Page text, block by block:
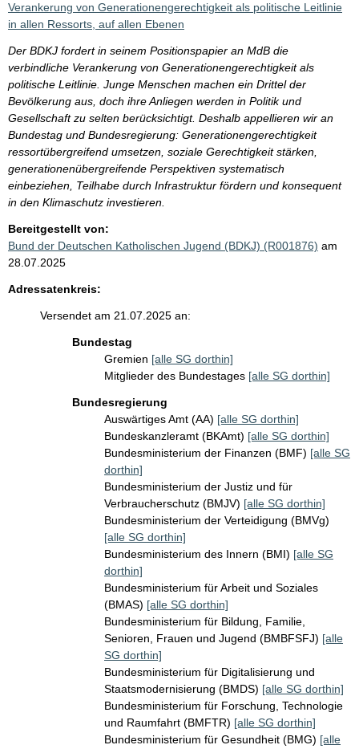
Verankerung von Generationengerechtigkeit als politische Leitlinie
in allen Ressorts, auf allen Ebenen
Der BDKJ fordert in seinem Positionspapier an MdB die
verbindliche Verankerung von Generationengerechtigkeit als
politische Leitlinie. Junge Menschen machen ein Drittel der
Bevölkerung aus, doch ihre Anliegen werden in Politik und
Gesellschaft zu selten berücksichtigt. Deshalb appellieren wir an
Bundestag und Bundesregierung: Generationengerechtigkeit
ressortübergreifend umsetzen, soziale Gerechtigkeit stärken,
generationenübergreifende Perspektiven systematisch
einbeziehen, Teilhabe durch Infrastruktur fördern und konsequent
in den Klimaschutz investieren.
Bereitgestellt von:
Bund der Deutschen Katholischen Jugend (BDKJ) (R001876) am
28.07.2025
Adressatenkreis:
Versendet am 21.07.2025 an:
Bundestag
Gremien [alle SG dorthin]
Mitglieder des Bundestages [alle SG dorthin]
Bundesregierung
Auswärtiges Amt (AA) [alle SG dorthin]
Bundeskanzleramt (BKAmt) [alle SG dorthin]
Bundesministerium der Finanzen (BMF) [alle SG
dorthin]
Bundesministerium der Justiz und für
Verbraucherschutz (BMJV) [alle SG dorthin]
Bundesministerium der Verteidigung (BMVg)
[alle SG dorthin]
Bundesministerium des Innern (BMI) [alle SG
dorthin]
Bundesministerium für Arbeit und Soziales
(BMAS) [alle SG dorthin]
Bundesministerium für Bildung, Familie,
Senioren, Frauen und Jugend (BMBFSFJ) [alle
SG dorthin]
Bundesministerium für Digitalisierung und
Staatsmodernisierung (BMDS) [alle SG dorthin]
Bundesministerium für Forschung, Technologie
und Raumfahrt (BMFTR) [alle SG dorthin]
Bundesministerium für Gesundheit (BMG) [alle